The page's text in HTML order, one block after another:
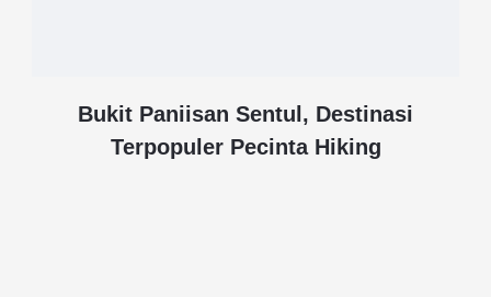
Bukit Paniisan Sentul, Destinasi
Terpopuler Pecinta Hiking